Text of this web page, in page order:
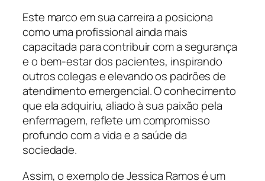
Este marco em sua carreira a posiciona
como uma profissional ainda mais
capacitada para contribuir com a segurança
e o bem-estar dos pacientes, inspirando
outros colegas e elevando os padrões de
atendimento emergencial. O conhecimento
que ela adquiriu, aliado à sua paixão pela
enfermagem, reflete um compromisso
profundo com a vida e a saúde da
sociedade.
Assim, o exemplo de Jessica Ramos é um